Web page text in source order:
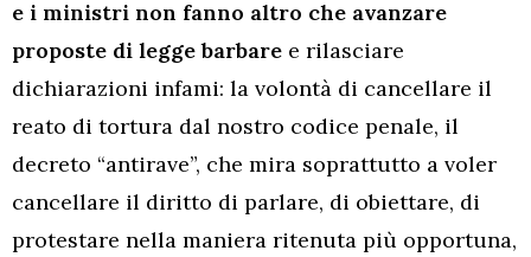
e i ministri non fanno altro che avanzare
proposte di legge barbare e rilasciare
dichiarazioni infami: la volontà di cancellare il
reato di tortura dal nostro codice penale, il
decreto “antirave”, che mira soprattutto a voler
cancellare il diritto di parlare, di obiettare, di
protestare nella maniera ritenuta più opportuna,